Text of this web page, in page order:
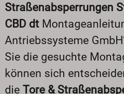
Straßenabsperrungen
CBD dt
Antriebssysteme
Sie die gesuchte
können sich
die Tore &